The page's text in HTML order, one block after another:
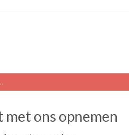
met ons opnemen